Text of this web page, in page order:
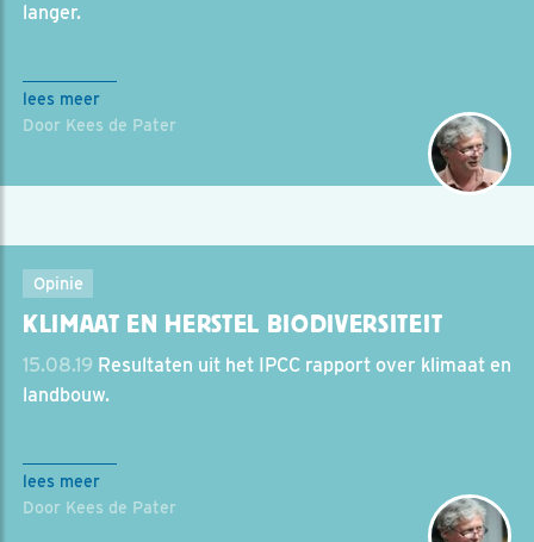
langer.
lees meer
Door Kees de Pater
Opinie
KLIMAAT EN HERSTEL BIODIVERSITEIT
15.08.19 Resultaten uit het IPCC rapport over klimaat en
landbouw.
lees meer
Door Kees de Pater